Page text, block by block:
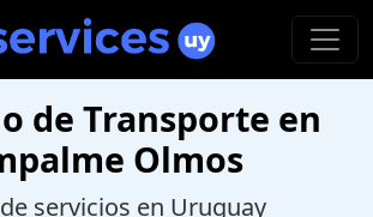
de Transporte en
Olmos
servicios en Uruguay